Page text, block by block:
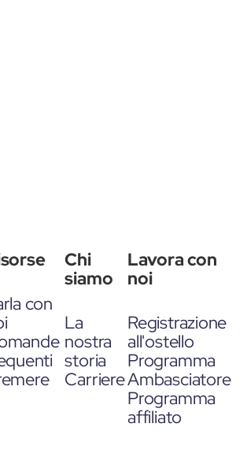
con
Chi
siamo
La
nostra
storia
Carriere
Lavora con
noi
Registrazione
all'ostello
Programma
Ambasciatore
Programma
affiliato